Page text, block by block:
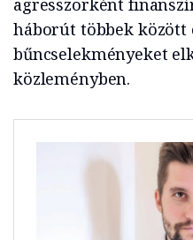
agresszorként
háborút többek
bűncselekményeket
közleményben.